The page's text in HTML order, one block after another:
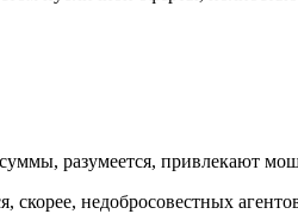
разумеется, привлекают
недобросовестных